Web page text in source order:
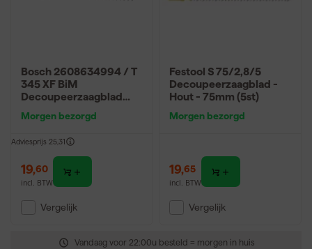
Vandaag voor 22:00u besteld = morgen in huis
Bosch 2608634994 / T
345 XF BiM
Decoupeerzaagblad
Metaal (5st)
Morgen bezorgd
Adviesprijs 25,31
19,60
incl. BTW
Vergelijk
Festool S 75/2,8/5
Decoupeerzaagblad -
Hout - 75mm (5st)
Morgen bezorgd
19,65
incl. BTW
Vergelijk